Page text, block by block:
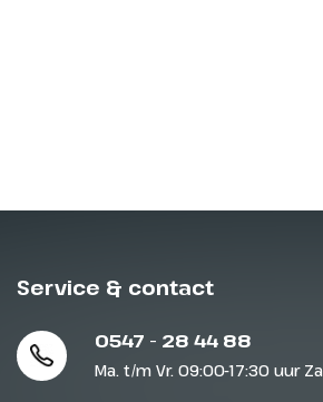
Service & contact
0547 - 28 44 88
Ma. t/m Vr. 09:00-17:30 uur